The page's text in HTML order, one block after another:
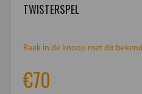
TWISTERSPEL
Raak in de knoop met dit
€70